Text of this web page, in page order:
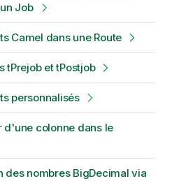
Job
Camel dans une Route
tPrejob et tPostjob
personnalisés
d'une colonne dans le
des nombres BigDecimal via